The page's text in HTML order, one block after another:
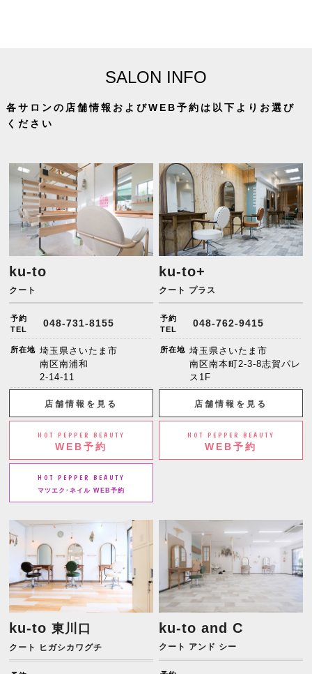
SALON INFO
各サロンの店舗情報およびWEB予約は以下よりお選び
ください
ku-to
クート
予約
TEL
048-731-8155
所在地 埼玉県さいたま市
南区南浦和
2-14-11
店舗情報を見る
HOT PEPPER BEAUTY
WEB予約
HOT PEPPER BEAUTY
マツエク･ネイル WEB予約
ku-to+
クート プラス
予約
TEL
048-762-9415
所在地 埼玉県さいたま市
南区南本町2-3-8志賀パレ
ス1F
店舗情報を見る
HOT PEPPER BEAUTY
WEB予約
ku-to東川口
クート ヒガシカワグチ
ku-to and C
クート アンド シー